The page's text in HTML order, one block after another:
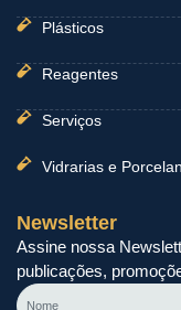
Plásticos
Reagentes
Serviços
Vidrarias e
Newsletter
Assine nossa
publicações,
Nome